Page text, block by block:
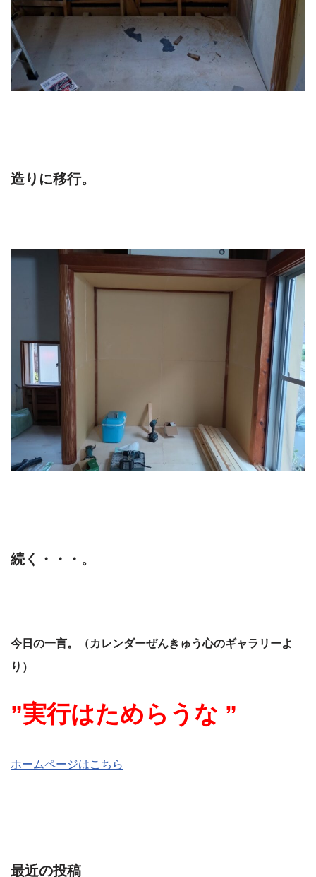
造りに移行。
続く・・・。
今日の一言。（カレンダーぜんきゅう心のギャラリーよ
り）
”実行はためらうな ”
ホームページはこちら
最近の投稿